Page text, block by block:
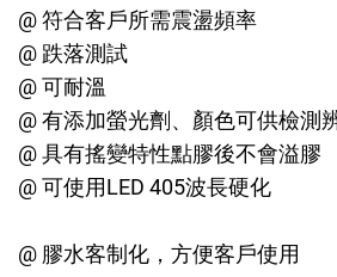
@ 符合客戶所需震盪頻率
@ 跌落測試
@ 可耐溫
@ 有添加螢光劑、顏色可供檢測
@ 具有搖變特性點膠後不會溢膠
@ 可使用LED 405波長硬化
@ 膠水客制化，方便客戶使用